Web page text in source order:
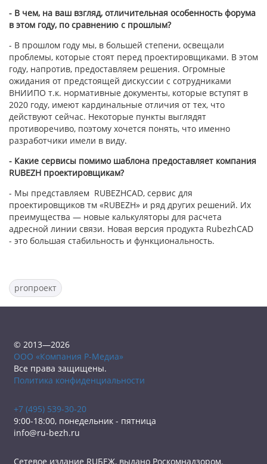
- В чем, на ваш взгляд, отличительная особенность форума
в этом году, по сравнению с прошлым?
- В прошлом году мы, в большей степени, освещали
проблемы, которые стоят перед проектировщиками. В этом
году, напротив, предоставляем решения. Огромные
ожидания от предстоящей дискуссии с сотрудниками
ВНИИПО т.к. нормативные документы, которые вступят в
2020 году, имеют кардинальные отличия от тех, что
действуют сейчас. Некоторые пункты выглядят
противоречиво, поэтому хочется понять, что именно
разработчики имели в виду.
- Какие сервисы помимо шаблона предоставляет компания
RUBEZH проектировщикам?
- Мы представляем RUBEZHCAD, сервис для
проектировщиков тм «RUBEZH» и ряд других решений. Их
преимущества — новые калькуляторы для расчета
адресной линии связи. Новая версия продукта RubezhCAD
- это большая стабильность и функциональность.
proпроект
© 2013—2026
ООО «Компания Р-Медиа»
Все права защищены.
Политика конфиденциальности
+7 (495) 539-30-20
9:00-18:00, понедельник - пятница
info@ru-bezh.ru
Сетевое издание RUБЕЖ, выдано Роскомнадзором.